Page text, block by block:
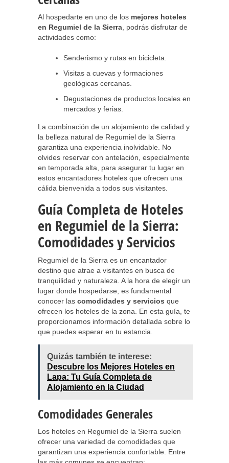
Al hospedarte en uno de los mejores hoteles
en Regumiel de la Sierra , podrás disfrutar de
actividades como:
Senderismo y rutas en bicicleta.
Visitas a cuevas y formaciones
geológicas cercanas.
Degustaciones de productos locales en
mercados y ferias.
La combinación de un alojamiento de calidad y
la belleza natural de Regumiel de la Sierra
garantiza una experiencia inolvidable. No
olvides reservar con antelación, especialmente
en temporada alta, para asegurar tu lugar en
estos encantadores hoteles que ofrecen una
cálida bienvenida a todos sus visitantes.
Guía Completa de Hoteles
en Regumiel de la Sierra:
Comodidades y Servicios
Regumiel de la Sierra es un encantador
destino que atrae a visitantes en busca de
tranquilidad y naturaleza. A la hora de elegir un
lugar donde hospedarse, es fundamental
conocer las comodidades y servicios que
ofrecen los hoteles de la zona. En esta guía, te
proporcionamos información detallada sobre lo
que puedes esperar en tu estancia.
Quizás también te interese:
Descubre los Mejores Hoteles en
Lapa: Tu Guía Completa de
Alojamiento en la Ciudad
Comodidades Generales
Los hoteles en Regumiel de la Sierra suelen
ofrecer una variedad de comodidades que
garantizan una experiencia confortable. Entre